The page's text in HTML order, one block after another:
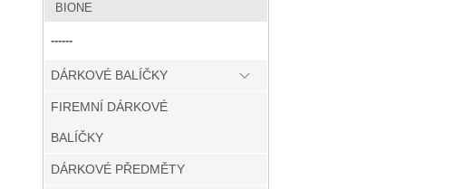
BIONE
------
DÁRKOVÉ BALÍČKY
FIREMNÍ DÁRKOVÉ
BALÍČKY
DÁRKOVÉ PŘEDMĚTY